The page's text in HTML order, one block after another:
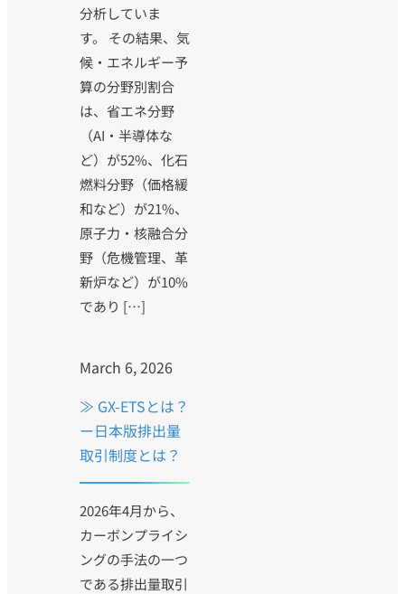
分析していま
す。 その結果、気
候・エネルギー予
算の分野別割合
は、省エネ分野
（AI・半導体な
ど）が52%、化石
燃料分野（価格緩
和など）が21%、
原子力・核融合分
野（危機管理、革
新炉など）が10%
であり […]
March 6, 2026
≫ GX-ETSとは？
ー日本版排出量
取引制度とは？
2026年4月から、
カーボンプライシ
ングの手法の一つ
である排出量取引